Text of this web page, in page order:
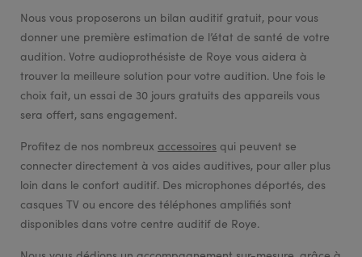
Nous vous proposerons un bilan auditif gratuit, pour vous
donner une première estimation de l’état de santé de votre
audition. Votre audioprothésiste de Roye vous aidera à
trouver la meilleure solution pour votre audition. Une fois le
choix fait, un essai de 30 jours gratuits des appareils vous
sera offert, sans engagement.
Profitez de nos nombreux accessoires qui peuvent se
connecter directement à vos aides auditives, pour aller plus
loin dans le confort auditif. Des microphones déportés, des
casques TV ou encore des téléphones amplifiés sont
disponibles dans votre centre auditif de Roye.